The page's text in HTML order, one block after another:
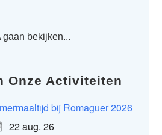
gaan bekijken...
Onze Activiteiten
bij Romaguer 2026
22 aug. 26